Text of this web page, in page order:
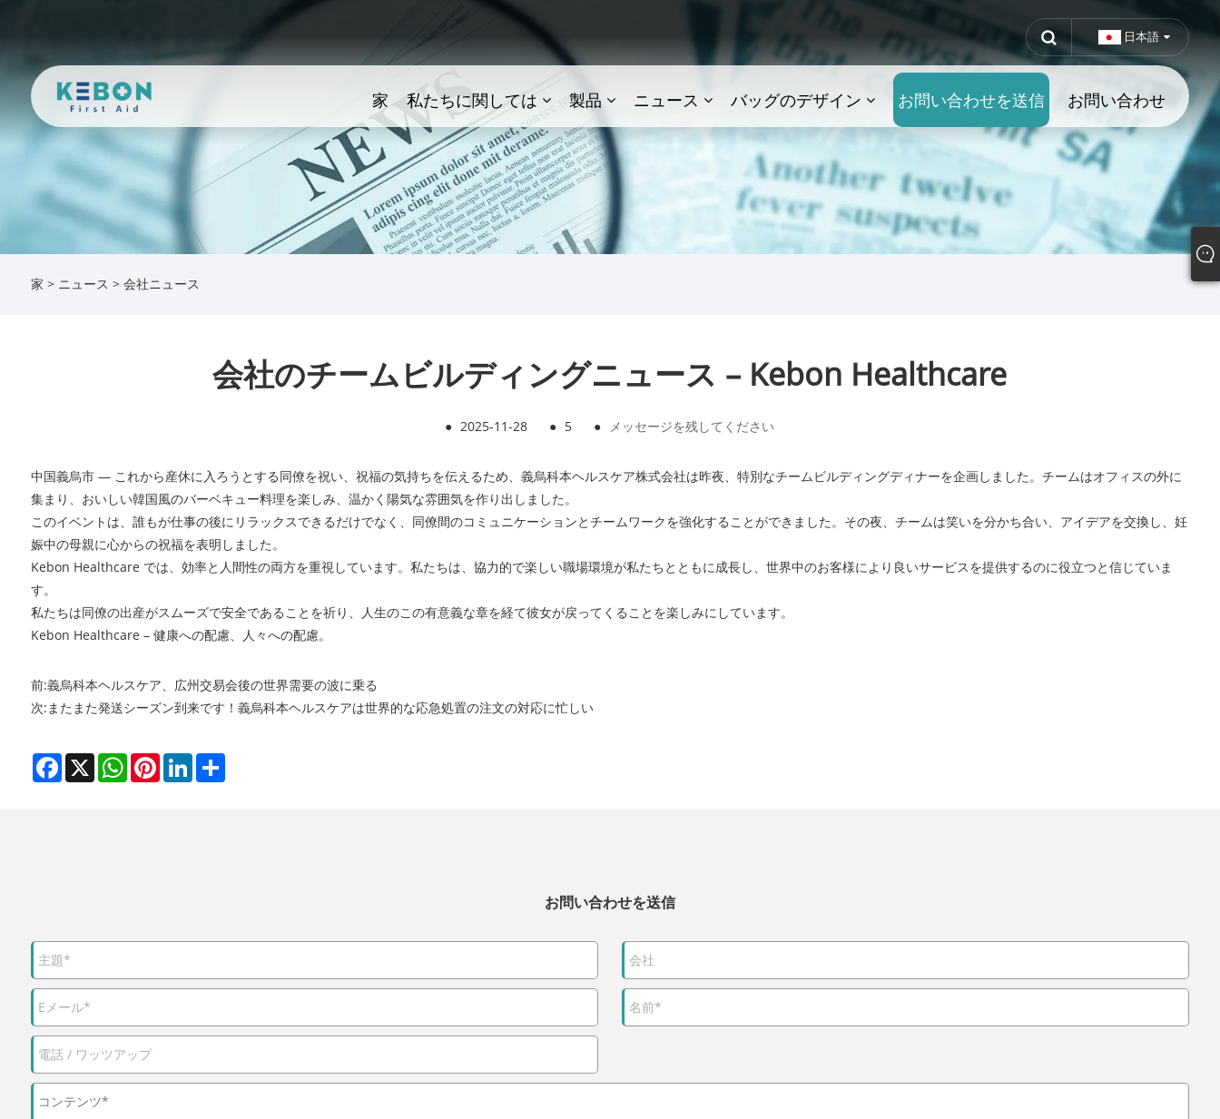
日本語
家 私たちに関しては 製品 ニュース バッグのデザイン お問い合わせを送信 お問い合わせ
家 > ニュース > 会社ニュース
会社のチームビルディングニュース – Kebon Healthcare
● 2025-11-28 ● 5 ● メッセージを残してください
中国義烏市 — これから産休に入ろうとする同僚を祝い、祝福の気持ちを伝えるため、義烏科本ヘルスケア株式会社は昨夜、特別なチームビルディングディナーを企画しました。チームはオフィスの外に
集まり、おいしい韓国風のバーベキュー料理を楽しみ、温かく陽気な雰囲気を作り出しました。
このイベントは、誰もが仕事の後にリラックスできるだけでなく、同僚間のコミュニケーションとチームワークを強化することができました。その夜、チームは笑いを分かち合い、アイデアを交換し、妊
娠中の母親に心からの祝福を表明しました。
Kebon Healthcare では、効率と人間性の両方を重視しています。私たちは、協力的で楽しい職場環境が私たちとともに成長し、世界中のお客様により良いサービスを提供するのに役立つと信じていま
す。
私たちは同僚の出産がスムーズで安全であることを祈り、人生のこの有意義な章を経て彼女が戻ってくることを楽しみにしています。
Kebon Healthcare – 健康への配慮、人々への配慮。
前:義烏科本ヘルスケア、広州交易会後の世界需要の波に乗る
次:またまた発送シーズン到来です！義烏科本ヘルスケアは世界的な応急処置の注文の対応に忙しい
Facebook
X WhatsAppPinterestLinkedInShare
お問い合わせを送信